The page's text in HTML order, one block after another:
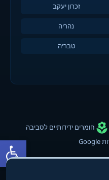
פתח
זכרון יעקב
נהריה
טבריה
חומרים ידידותיים לסביבה